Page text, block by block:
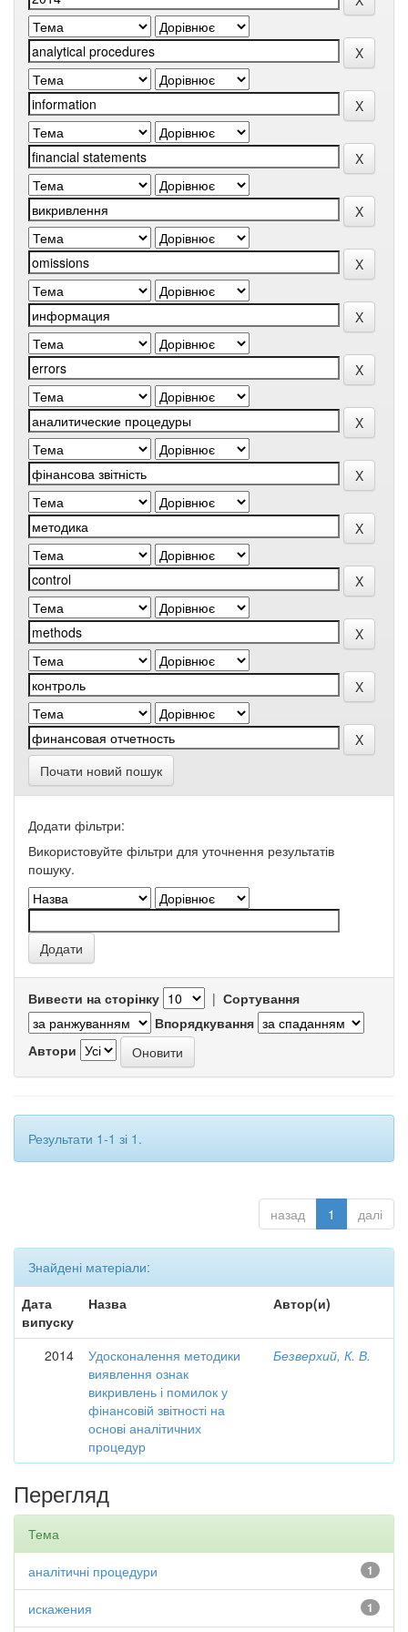
Почати новий пошук
Додати фільтри:
Використовуйте фільтри для уточнення результатів
пошуку.
Вивести на сторінку | Сортування
Впорядкування
Автори
Результати 1-1 зі 1.
назад 1 далі
Знайдені матеріали:
Дата
випуску
Назва Автор(и)
2014
Удосконалення методики
виявлення ознак
викривлень і помилок у
фінансовій звітності на
основі аналітичних
процедур
Безверхий, К. В.
Перегляд
Тема
1
аналітичні процедури
1
искажения